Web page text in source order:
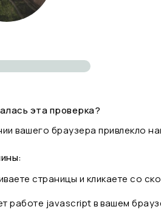
эта проверка?
вашего браузера привлекло
страницы и кликаете со
работе javascript в вашем